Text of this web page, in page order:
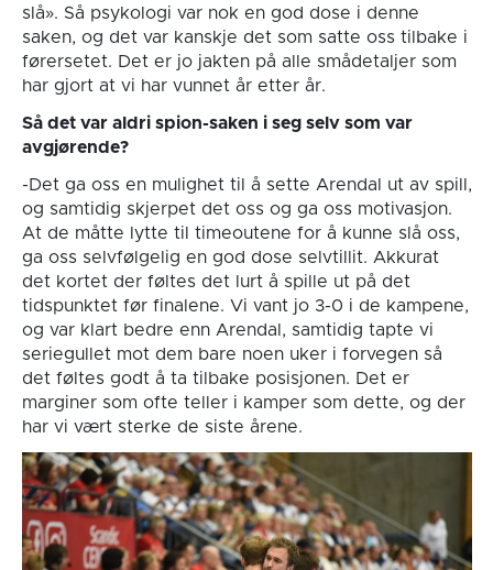
slå». Så psykologi var nok en god dose i denne
saken, og det var kanskje det som satte oss tilbake i
førersetet. Det er jo jakten på alle smådetaljer som
har gjort at vi har vunnet år etter år.
Så det var aldri spion-saken i seg selv som var
avgjørende?
-Det ga oss en mulighet til å sette Arendal ut av spill,
og samtidig skjerpet det oss og ga oss motivasjon.
At de måtte lytte til timeoutene for å kunne slå oss,
ga oss selvfølgelig en god dose selvtillit. Akkurat
det kortet der føltes det lurt å spille ut på det
tidspunktet før finalene. Vi vant jo 3-0 i de kampene,
og var klart bedre enn Arendal, samtidig tapte vi
seriegullet mot dem bare noen uker i forvegen så
det føltes godt å ta tilbake posisjonen. Det er
marginer som ofte teller i kamper som dette, og der
har vi vært sterke de siste årene.